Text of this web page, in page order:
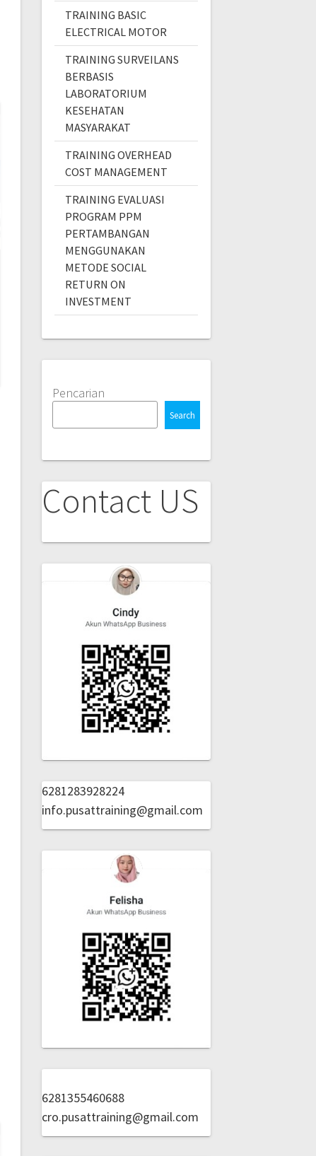
TRAINING BASIC
ELECTRICAL MOTOR
TRAINING SURVEILANS
BERBASIS
LABORATORIUM
KESEHATAN
MASYARAKAT
TRAINING OVERHEAD
COST MANAGEMENT
TRAINING EVALUASI
PROGRAM PPM
PERTAMBANGAN
MENGGUNAKAN
METODE SOCIAL
RETURN ON
INVESTMENT
Pencarian
Search
Contact US
6281283928224
info.pusattraining@gmail.com
6281355460688
cro.pusattraining@gmail.com